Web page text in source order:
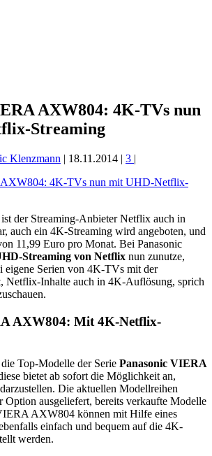
AXW804: 4K-TVs nun
Streaming
Klenzmann | 18.11.2014 | 3 |
der Streaming-Anbieter Netflix auch in
auch ein 4K-Streaming wird angeboten, und
11,99 Euro pro Monat. Bei Panasonic
Streaming von Netflix nun zunutze,
eigene Serien von 4K-TVs mit der
Netflix-Inhalte auch in 4K-Auflösung, sprich
AXW804: Mit 4K-Netflix-
Top-Modelle der Serie Panasonic VIERA
bietet ab sofort die Möglichkeit an,
Die aktuellen Modellreihen
Option ausgeliefert, bereits verkaufte Modelle
AXW804 können mit Hilfe eines
einfach und bequem auf die 4K-
werden.